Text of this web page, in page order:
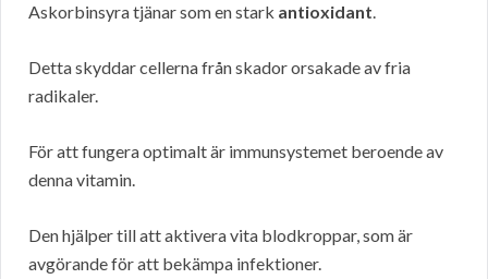
Askorbinsyra tjänar som en stark antioxidant.
Detta skyddar cellerna från skador orsakade av fria
radikaler.
För att fungera optimalt är immunsystemet beroende av
denna vitamin.
Den hjälper till att aktivera vita blodkroppar, som är
avgörande för att bekämpa infektioner.